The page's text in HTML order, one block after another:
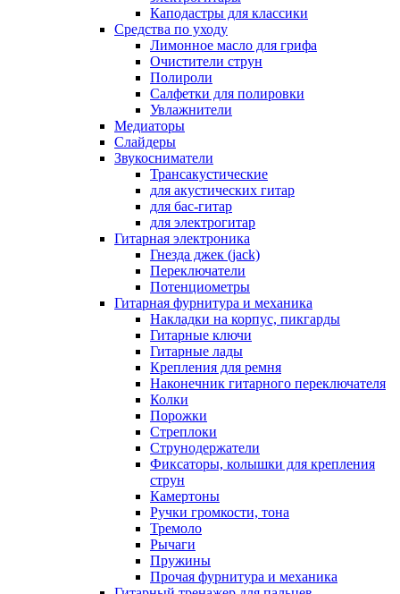
Каподастры для классики
Средства по уходу
Лимонное масло для грифа
Очистители струн
Полироли
Салфетки для полировки
Увлажнители
Медиаторы
Слайдеры
Звукосниматели
Трансакустические
для акустических гитар
для бас-гитар
для электрогитар
Гитарная электроника
Гнезда джек (jack)
Переключатели
Потенциометры
Гитарная фурнитура и механика
Накладки на корпус, пикгарды
Гитарные ключи
Гитарные лады
Крепления для ремня
Наконечник гитарного переключателя
Колки
Порожки
Стреплоки
Струнодержатели
Фиксаторы, колышки для крепления
струн
Камертоны
Ручки громкости, тона
Тремоло
Рычаги
Пружины
Прочая фурнитура и механика